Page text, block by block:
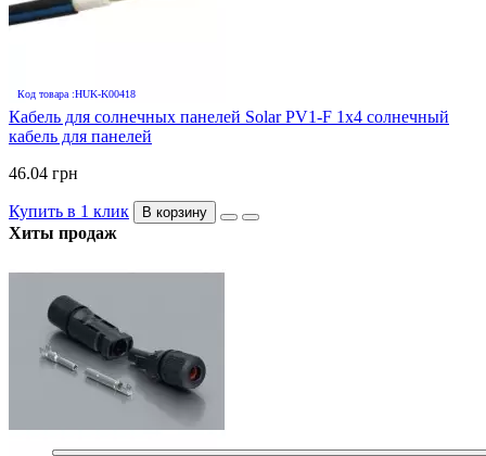
Код товара :HUK-K00418
Кабель для солнечных панелей Solar PV1-F 1х4 солнечный
кабель для панелей
46.04 грн
Купить в 1 клик В корзину
Хиты продаж